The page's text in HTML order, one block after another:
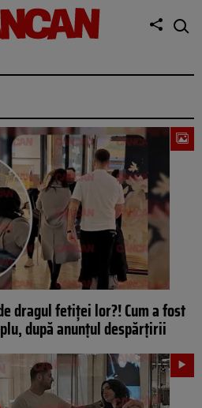
dragul fetiței lor?! Cum a fost
după anunțul despărțirii